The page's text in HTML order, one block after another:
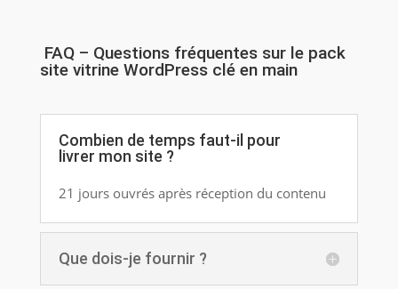
FAQ – Questions fréquentes sur le pack
site vitrine WordPress clé en main
Combien de temps faut-il pour
livrer mon site ?
21 jours ouvrés après réception du contenu
Que dois-je fournir ?